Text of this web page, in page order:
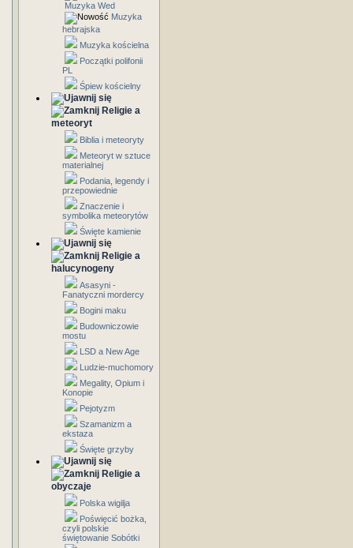
Muzyka Wed
Muzyka
hebrajska
Muzyka kościelna
Początki polifonii
PL
Śpiew kościelny
Religie a
meteoryt
Biblia i meteoryty
Meteoryt w sztuce
materialnej
Podania, legendy i
przepowiednie
Znaczenie i
symbolika meteorytów
Święte kamienie
Religie a
halucynogeny
Asasyni -
Fanatyczni mordercy
Bogini maku
Budowniczowie
mostu
LSD a New Age
Ludzie-muchomory
Megality, Opium i
Konopie
Pejotyzm
Szamanizm a
ekstaza
Święte grzyby
Religie a
obyczaje
Polska wigilja
Poświęcić bożka,
czyli polskie
świętowanie Sobótki